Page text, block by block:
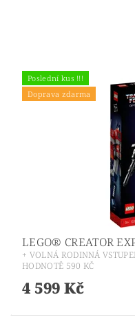
Poslední kus !!!
Doprava zdarma
LEGO® CREATOR
+ VOLNÁ RODINNÁ
HODNOTĚ 590 KČ
4 599 Kč